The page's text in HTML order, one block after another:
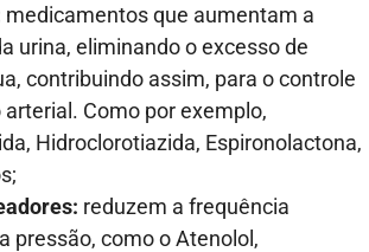
medicamentos que aumentam a
urina, eliminando o excesso de
contribuindo assim, para o controle
arterial. Como por exemplo,
Hidroclorotiazida, Espironolactona,
reduzem a frequência
pressão, como o Atenolol,